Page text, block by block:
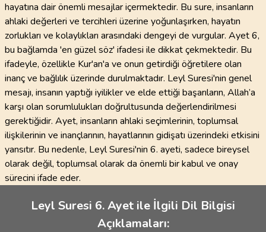
hayatına dair önemli mesajlar içermektedir. Bu sure, insanların
ahlaki değerleri ve tercihleri üzerine yoğunlaşırken, hayatın
zorlukları ve kolaylıkları arasındaki dengeyi de vurgular. Ayet 6,
bu bağlamda 'en güzel söz' ifadesi ile dikkat çekmektedir. Bu
ifadeyle, özellikle Kur'an'a ve onun getirdiği öğretilere olan
inanç ve bağlılık üzerinde durulmaktadır. Leyl Suresi'nin genel
mesajı, insanın yaptığı iyilikler ve elde ettiği başarıların, Allah’a
karşı olan sorumlulukları doğrultusunda değerlendirilmesi
gerektiğidir. Ayet, insanların ahlaki seçimlerinin, toplumsal
ilişkilerinin ve inançlarının, hayatlarının gidişatı üzerindeki etkisini
yansıtır. Bu nedenle, Leyl Suresi'nin 6. ayeti, sadece bireysel
olarak değil, toplumsal olarak da önemli bir kabul ve onay
sürecini ifade eder.
Leyl Suresi 6. Ayet ile İlgili Dil Bilgisi
Açıklamaları: